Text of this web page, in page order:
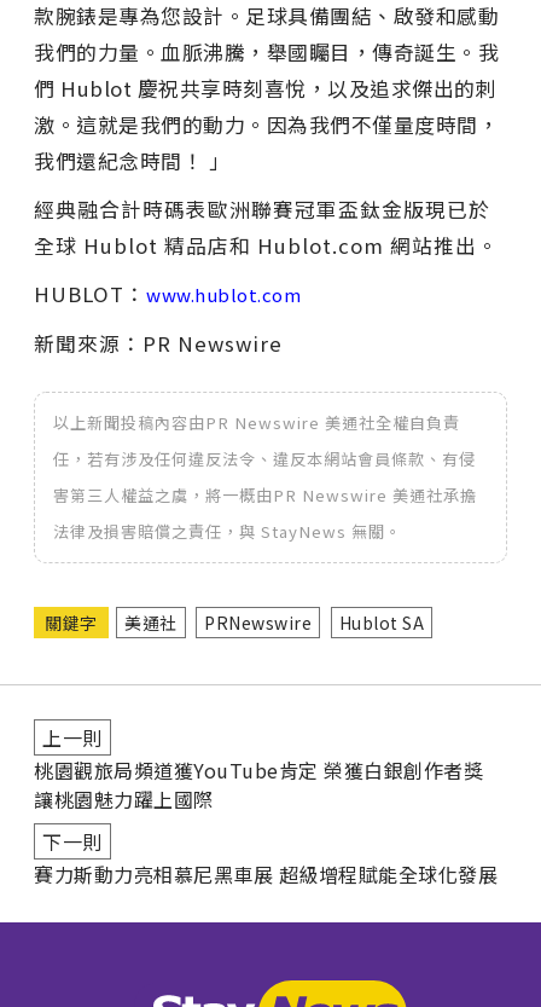
款腕錶是專為您設計。足球具備團結、 啟發和感動
我們的力量。血脈沸騰，舉國矚目，傳奇誕生。我
們 Hublot 慶祝共享時刻喜悅，以及追求傑出的刺
激。這就是我們的動力。因為我們不僅量度時間，
我們還紀念時間！ 」
經典融合計時碼表歐洲聯賽冠軍盃鈦金版現已於
全球 Hublot 精品店和 Hublot.com 網站推出。
HUBLOT： www.hublot.com
新聞來源：PR Newswire
以上新聞投稿內容由PR Newswire 美通社全權自負責
任，若有涉及任何違反法令、違反本網站會員條款、有侵
害第三人權益之虞，將一概由PR Newswire 美通社承擔
法律及損害賠償之責任，與 StayNews 無關。
關鍵字 美通社 PRNewswire Hublot SA
上一則
桃園觀旅局頻道獲YouTube肯定 榮獲白銀創作者獎
讓桃園魅力躍上國際
下一則
賽力斯動力亮相慕尼黑車展 超級增程賦能全球化發展